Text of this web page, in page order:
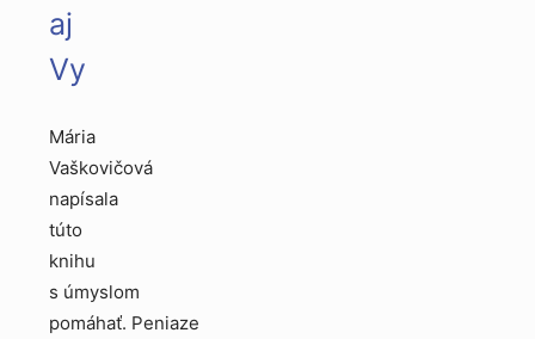
aj
Vy
Mária
Vaškovičová
napísala
túto
knihu
s úmyslom
pomáhať. Peniaze